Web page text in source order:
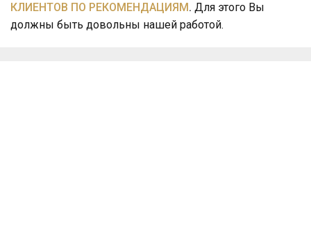
КЛИЕНТОВ ПО РЕКОМЕНДАЦИЯМ. Для этого Вы
должны быть довольны нашей работой.